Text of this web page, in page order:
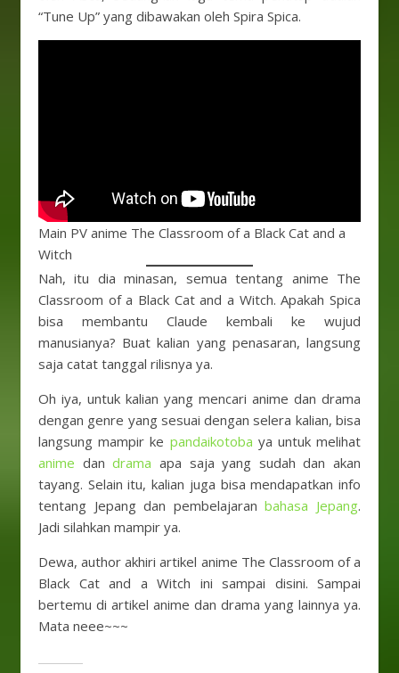
“Tune Up” yang dibawakan oleh Spira Spica.
Main PV anime The Classroom of a Black Cat and a
Witch
Nah, itu dia minasan, semua tentang anime The
Classroom of a Black Cat and a Witch. Apakah Spica
bisa membantu Claude kembali ke wujud
manusianya? Buat kalian yang penasaran, langsung
saja catat tanggal rilisnya ya.
Oh iya, untuk kalian yang mencari anime dan drama
dengan genre yang sesuai dengan selera kalian, bisa
langsung mampir ke pandaikotoba ya untuk melihat
anime dandrama apa saja yang sudah dan akan
tayang. Selain itu, kalian juga bisa mendapatkan info
tentang Jepang dan pembelajaranbahasa Jepang.
Jadi silahkan mampir ya.
Dewa, author akhiri artikel anime The Classroom of a
Black Cat and a Witch ini sampai disini. Sampai
bertemu di artikel anime dan drama yang lainnya ya.
Mata neee~~~